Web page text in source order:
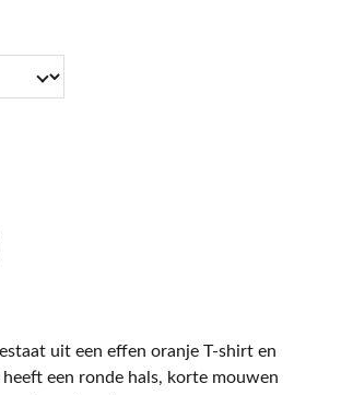
uit een effen oranje T-shirt en
een ronde hals, korte mouwen